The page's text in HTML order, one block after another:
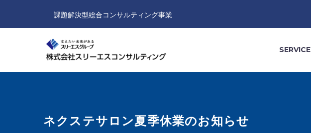
課題解決型総合コンサルティング事業
SERVICE
ネクステサロン夏季休業のお知らせ